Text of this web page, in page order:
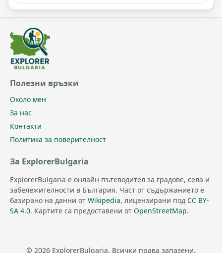
Полезни връзки
Около мен
За нас
Контакти
Политика за поверителност
За ExplorerBulgaria
ExplorerBulgaria е онлайн пътеводител за градове, села и
забележителности в България. Част от съдържанието е
базирано на данни от Wikipedia, лицензирани под CC BY-
SA 4.0. Картите са предоставени от OpenStreetMap.
© 2026 ExplorerBulgaria. Всички права запазени.